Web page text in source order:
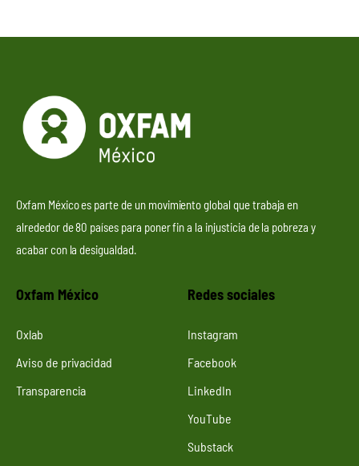
Oxfam México es parte de un movimiento global que trabaja en
alrededor de 80 países para poner fin a la injusticia de la pobreza y
acabar con la desigualdad.
Oxfam México
Oxlab
Aviso de privacidad
Transparencia
Redes sociales
Instagram
Facebook
LinkedIn
YouTube
Substack